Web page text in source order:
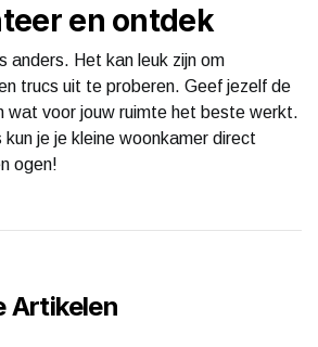
en ontdek
anders. Het kan leuk zijn om
trucs uit te proberen. Geef jezelf de
wat voor jouw ruimte het beste werkt.
je je kleine woonkamer direct
ogen!
Artikelen